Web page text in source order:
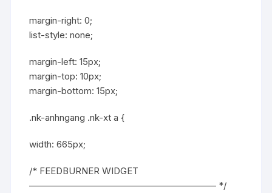
margin-right: 0;
list-style: none;
margin-left: 15px;
margin-top: 10px;
margin-bottom: 15px;
.nk-anhngang .nk-xt a {
width: 665px;
/* FEEDBURNER WIDGET
————————————————————– */